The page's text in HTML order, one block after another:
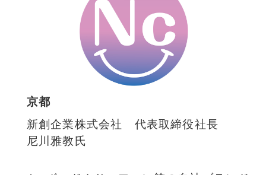
京都
新創企業株式会社 代表取締役社長
尼川雅教氏